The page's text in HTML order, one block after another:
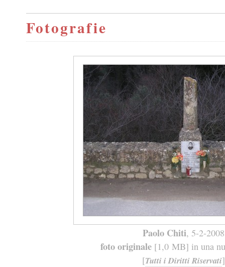
Fotografie
Paolo Chiti, 5-2-2008
foto originale[1,0 MB] in una
[Tutti i Diritti Riservati]